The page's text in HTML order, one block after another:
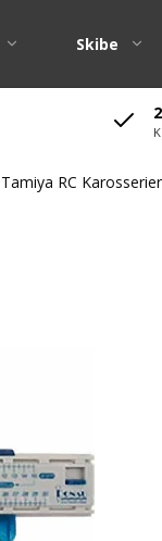
Skibe
Kuglelejer
Skruer-bolte-
LRP
Strada
Tamiya RC Karosserier